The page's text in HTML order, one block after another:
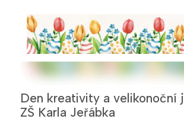
Den kreativity a velikonoční
ZŠ Karla Jeřábka